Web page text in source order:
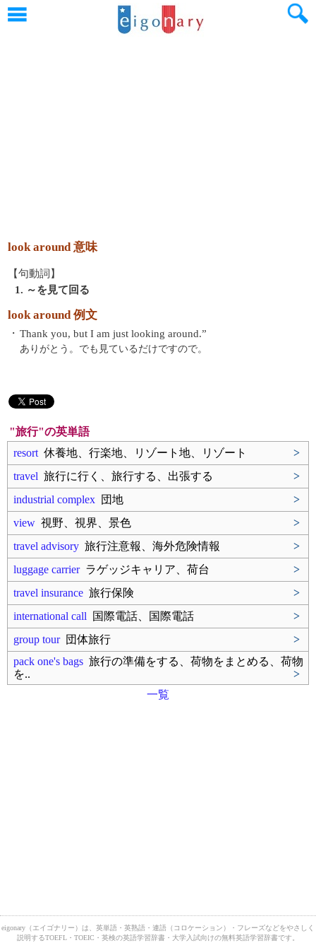
look around 意味
【句動詞】
1. ～を見て回る
look around 例文
・ Thank you, but I am just looking around.”
ありがとう。でも見ているだけですので。
"旅行"の英単語
resort 休養地、行楽地、リゾート地、リゾート
>
travel 旅行に行く、旅行する、出張する
>
industrial complex 団地
>
view 視野、視界、景色
>
travel advisory 旅行注意報、海外危険情報
>
luggage carrierラゲッジキャリア、荷台
>
travel insurance 旅行保険
>
international call 国際電話、国際電話
>
group tour団体旅行
>
pack one's bags 旅行の準備をする、荷物をまとめる、荷物
を..
>
一覧
eigonary（エイゴナリー）は、英単語・英熟語・連語（コロケーション）・フレーズなどをやさしく
説明するTOEFL・TOEIC・英検の英語学習辞書・大学入試向けの無料英語学習辞書です。